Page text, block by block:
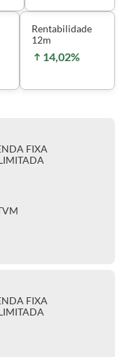
Rentabilidade
12m
14,02%
FIXA
FIXA